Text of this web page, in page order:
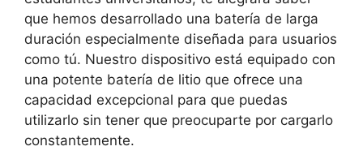
que hemos‌ desarrollado una batería de larga
duración especialmente diseñada para ‍usuarios
como tú. Nuestro dispositivo está equipado con
una potente batería de litio que ofrece una
capacidad excepcional para que puedas
utilizarlo ‍sin ‍tener que preocuparte por cargarlo
constantemente.